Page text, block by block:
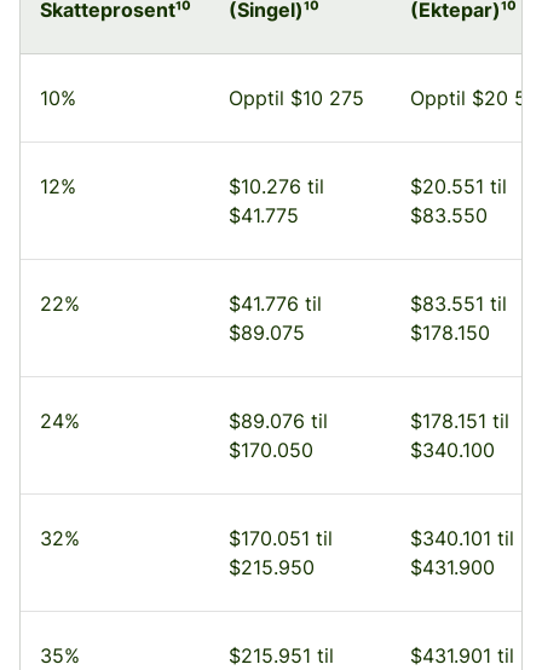
Skatteprosent¹⁰ (Singel)¹⁰ (Ektepar)¹⁰
10% Opptil $10 275 Opptil $20
12%
$10.276 til
$41.775
$20.551 til
$83.550
22%
$41.776 til
$89.075
$83.551 til
$178.150
24%
$89.076 til
$170.050
$178.151 til
$340.100
32%
$170.051 til
$215.950
$340.101 til
$431.900
35%
$215.951 til
$431.901 til